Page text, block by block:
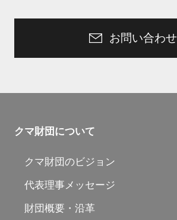
お問い合わせ
クマ財団について
クマ財団のビジョン
代表理事メッセージ
財団概要・沿革